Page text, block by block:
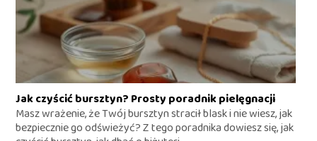
Jak czyścić bursztyn? Prosty poradnik pielęgnacji
Masz wrażenie, że Twój bursztyn stracił blask i nie wiesz, jak
bezpiecznie go odświeżyć? Z tego poradnika dowiesz się, jak